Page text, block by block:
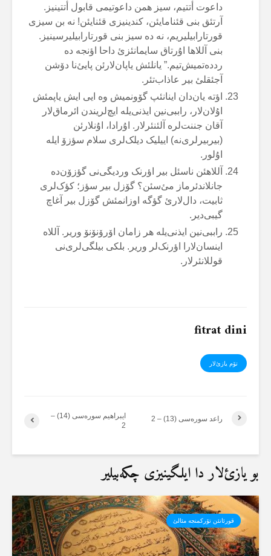
داعوت أتتیم، سیز همن داعوتیمی قابول أتتینیز.
آرتئق بنی قئنامایئن، کندینیزی قئنایئن! نە بن سیزی
قورتارابیلیریم، نە دە سیز بنی قورتارابیلیرسینیز.
بنی آللاها اۇرتاق سایمانئزئ داحا اؤنجە دە
رددەتمیش‌تیم.” یانلئش یاپان‌لارئن پایئ‌نا دۆشن
آجئقلئ بیر عاذاب‌تئر.
اؤتە یان‌دان اینانئپ گۆونمیش وە ایی ایش یاپمئش
اۇلان‌لار، راببی‌نین ایذنی‌یلە ایچ‌لریندن ائرماق‌لار
آقان جننت‌لرە آلئنئرلار. اۇرادا، اۇنلارئن
(بیربیرلری‌نە) اییلیک دیلک‌لری سلام سؤزۆ ایلە
اۇلور.
آللاهئن ناسئل بیر اؤرنک وردیگی‌نی گؤزۆن‌دە
جانلاندئرماز مئ‌سئن؟ گۆزل بیر سؤز؛ کؤک‌لری
ثابیت، دال‌لارئ گؤگە اوزانمئش گۆزل بیر آغاچ
گیبی‌دیر.
راببی‌نین ایذنی‌یلە هر زامان اۆرۆنۆنۆ وریر. آللاە
اینسان‌لارا اؤرنک‌لر وریر. بلکی بیلگی‌لری‌نی
قوللانئرلار.
fitrat dini
تۆم یازئ‌لار
ایبراهیم سورەسی (14) –
2
راعد سورەسی (13) – 2
بو یازئ‌لار دا ایلگینیزی چکەبیلیر
قورئانئن تۆرکمنجە مئالئ